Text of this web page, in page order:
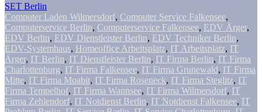
SET Berlin
Computer Laden Wilmersdorf, Computer Service Falkensee,
Computerservice Berlin, Computerservice Falkensee, EDV Ärger,
EDV Berlin, EDV Dienstleister Berlin, EDV Techniker Berlin,
EDV-Systemhaus, Homeoffice Arbeitsplatz, IT Arbeitsplatz, IT
Ärger, IT Berlin, IT Dienstleister Berlin, IT Firma Berlin, IT Firma
Charlottenburg, IT Firma Falkensee, IT Firma Grunewald, IT Firma
Mitte, IT Firma Moabit, IT Firma Roseneck, IT Firma Steglitz, IT
Firma Tempelhof, IT Firma Wannsee, IT Firma Wilmersdorf, IT
Firma Zehlendorf, IT Notdienst Berlin, IT Notdienst Falkensee, IT